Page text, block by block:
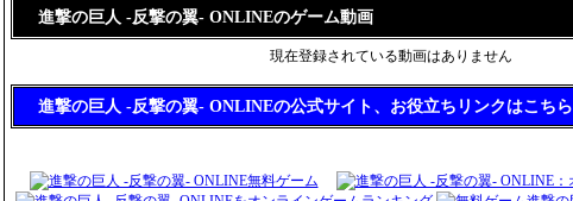
進撃の巨人 -反撃の翼- ONLINEのゲーム動画
現在登録されている動画はありません
進撃の巨人 -反撃の翼- ONLINEの公式サイト、お役立ちリンクはこちら